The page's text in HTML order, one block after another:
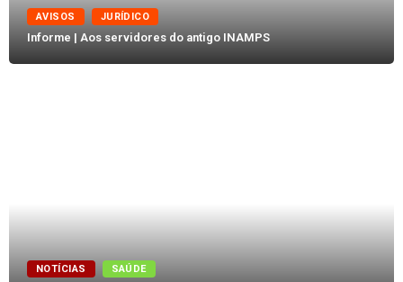
AVISOS JURÍDICO
Informe | Aos servidores do antigo INAMPS
NOTÍCIAS SAÚDE